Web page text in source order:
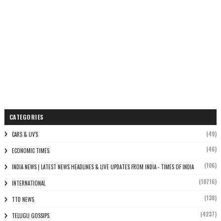
CATEGORIES
CARS & UV'S (49)
ECONOMIC TIMES (46)
INDIA NEWS | LATEST NEWS HEADLINES & LIVE UPDATES FROM INDIA - TIMES OF INDIA (106)
INTERNATIONAL (10716)
TTD NEWS (138)
TELUGU GOSSIPS (4237)